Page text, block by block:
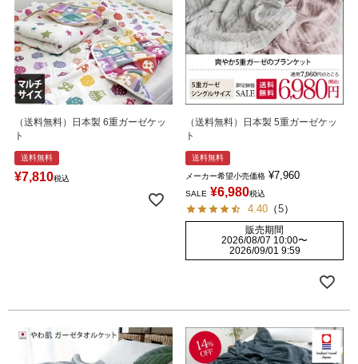
（送料無料）日本製 6重ガーゼケッ
ト
送料無料
¥7,810税込
（送料無料）日本製 5重ガーゼケッ
ト
送料無料
メーカー希望小売価格 ¥7,960
SALE ¥6,980税込
4.40 （5）
販売期間
2026/08/07 10:00〜
2026/09/01 9:59